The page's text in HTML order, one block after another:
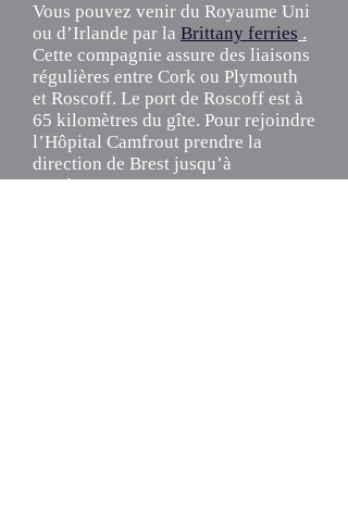
Vous pouvez venir du Royaume Uni
ou d’Irlande par la Brittany ferries .
Cette compagnie assure des liaisons
régulières entre Cork ou Plymouth
et Roscoff. Le port de Roscoff est à
65 kilomètres du gîte. Pour rejoindre
l’Hôpital Camfrout prendre la
direction de Brest jusqu’à
Landerneau.